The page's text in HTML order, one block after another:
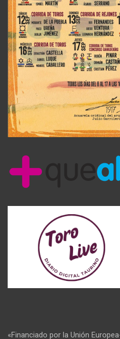
«Financiado por la Unión